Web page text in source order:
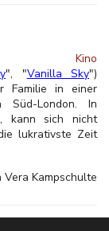
Kino
", "Vanilla Sky")
Familie in einer
Süd-London. In
kann sich nicht
lukrativste Zeit
Vera Kampschulte